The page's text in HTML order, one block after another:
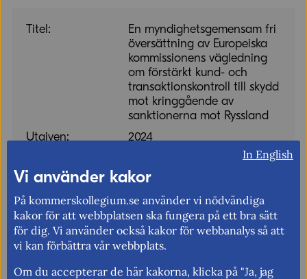
Titel:
En myndighetsgemensam fri
översättning av Europeiska
kommissionens vägledning
om förstärkt kund- och
transaktionskontroll till skydd
mot kringgående av
sanktionerna mot Ryssland
Utgiven:
2024
Format:
pdf
Författare:
Säkerhetspolisen, Tullverket,
Inspektionen för strategiska
produkter (ISP) och
Kommerskollegium
Antal sidor:
18
In English
Vi använder kakor
På kommerskollegium.se använder vi nödvändiga
kakor för att webbplatsen ska fungera på ett bra sätt
för dig. Vi använder också kakor för webbanalys så att
vi kan förbättra vår webbplats.
Om du accepterar de här kakorna, klicka på "Ja, jag